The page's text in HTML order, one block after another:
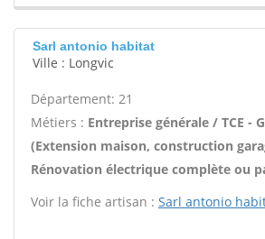
Sarl antonio habitat
Ville : Longvic
Département: 21
Métiers : Entreprise générale / TCE -
(Extension maison, construction
Rénovation électrique complète ou
Voir la fiche artisan : Sarl antonio